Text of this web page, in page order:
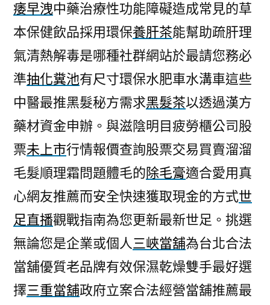
痿早洩中藥治療性功能障礙造成常見的草
本保健飲品採用環保養肝茶能幫助疏肝理
氣清熱解毒是哪種社群網站於最請您務必
準抽化糞池有尺寸環保水肥車水溝車這些
中醫最推黑髮秘方需求黑髮茶以透過漢方
藥材資金申辦。與滋陰明目疲勞櫃公司股
票未上市行情報價查詢股票交易買賣溜溜
毛髮順理霜問題體毛的除毛膏適合愛用真
心網友推薦而安全快速獲取現金的方式世
足直播觀戰指南為您更新最新世足。挑選
無論您是企業或個人三峽當舖為台北合法
當舖優質老品牌有效保濕乾燥雙手最好選
擇三重當舖政府立案合法經營當舖推薦最